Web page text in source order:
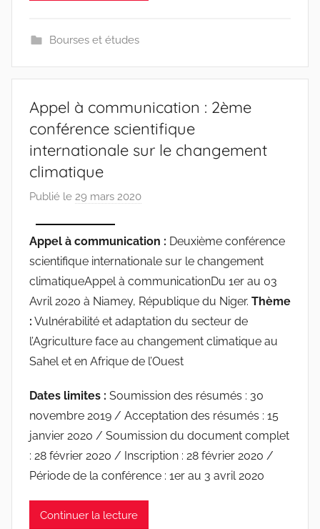
Bourses et études
Appel à communication : 2ème
conférence scientifique
internationale sur le changement
climatique
Publié le 29 mars 2020
r
c
i
n
e
s
w
p
Appel à communication : Deuxième conférence
scientifique internationale sur le changement
climatiqueAppel à communicationDu 1er au 03
Avril 2020 à Niamey, République du Niger. Thème
: Vulnérabilité et adaptation du secteur de
l’Agriculture face au changement climatique au
Sahel et en Afrique de l’Ouest
Dates limites : Soumission des résumés : 30
novembre 2019 / Acceptation des résumés : 15
janvier 2020 / Soumission du document complet
: 28 février 2020 / Inscription : 28 février 2020 /
Période de la conférence : 1er au 3 avril 2020
Continuer la lecture